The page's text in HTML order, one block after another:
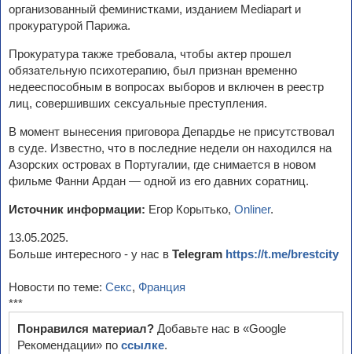
организованный феминистками, изданием Mediapart и
прокуратурой Парижа.
Прокуратура также требовала, чтобы актер прошел
обязательную психотерапию, был признан временно
недееспособным в вопросах выборов и включен в реестр
лиц, совершивших сексуальные преступления.
В момент вынесения приговора Депардье не присутствовал
в суде. Известно, что в последние недели он находился на
Азорских островах в Португалии, где снимается в новом
фильме Фанни Ардан — одной из его давних соратниц.
Источник информации: Егор Корытько, Onliner.
13.05.2025.
Больше интересного - у нас в Telegram https://t.me/brestcity
Новости по теме: Секс, Франция
***
Понравился материал? Добавьте нас в «Google
Рекомендации» по ссылке.